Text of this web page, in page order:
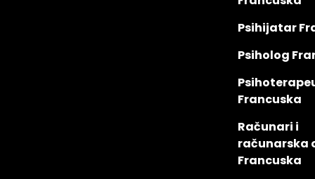
Psihijatar
Psiholog
Francuska
Računari i
računarska
Francuska